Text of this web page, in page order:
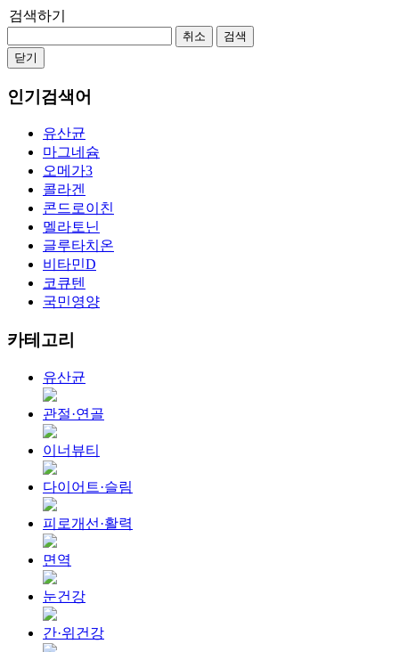
검색하기
취소
검색
닫기
인기검색어
유산균
마그네슘
오메가3
콜라겐
콘드로이친
멜라토닌
글루타치온
비타민D
코큐텐
국민영양
카테고리
유산균
관절·연골
이너뷰티
다이어트·슬림
피로개선·활력
면역
눈건강
간·위건강